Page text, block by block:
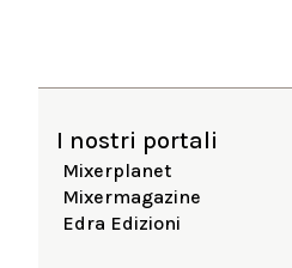
I nostri portali
Mixerplanet
Mixermagazine
Edra Edizioni